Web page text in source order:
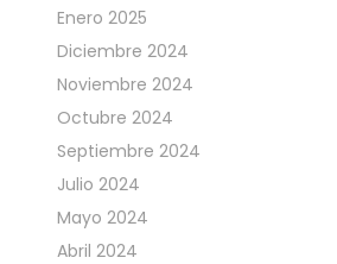
Enero 2025
Diciembre 2024
Noviembre 2024
Octubre 2024
Septiembre 2024
Julio 2024
Mayo 2024
Abril 2024